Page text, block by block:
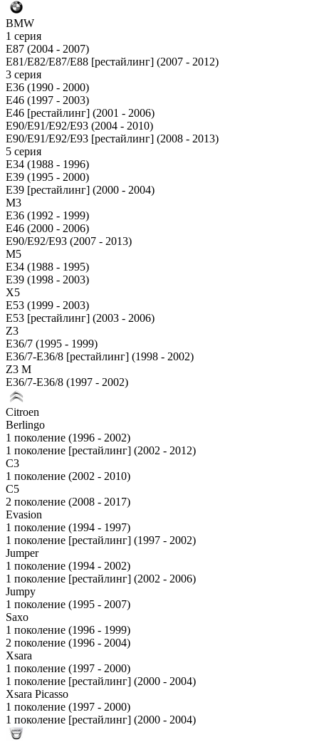
BMW
1 серия
E87 (2004 - 2007)
E81/E82/E87/E88 [рестайлинг] (2007 - 2012)
3 серия
E36 (1990 - 2000)
E46 (1997 - 2003)
E46 [рестайлинг] (2001 - 2006)
E90/E91/E92/E93 (2004 - 2010)
E90/E91/E92/E93 [рестайлинг] (2008 - 2013)
5 серия
E34 (1988 - 1996)
E39 (1995 - 2000)
E39 [рестайлинг] (2000 - 2004)
M3
E36 (1992 - 1999)
E46 (2000 - 2006)
E90/E92/E93 (2007 - 2013)
М5
E34 (1988 - 1995)
E39 (1998 - 2003)
X5
E53 (1999 - 2003)
E53 [рестайлинг] (2003 - 2006)
Z3
E36/7 (1995 - 1999)
E36/7-E36/8 [рестайлинг] (1998 - 2002)
Z3 M
E36/7-E36/8 (1997 - 2002)
Citroen
Berlingo
1 поколение (1996 - 2002)
1 поколение [рестайлинг] (2002 - 2012)
C3
1 поколение (2002 - 2010)
C5
2 поколение (2008 - 2017)
Evasion
1 поколение (1994 - 1997)
1 поколение [рестайлинг] (1997 - 2002)
Jumper
1 поколение (1994 - 2002)
1 поколение [рестайлинг] (2002 - 2006)
Jumpy
1 поколение (1995 - 2007)
Saxo
1 поколение (1996 - 1999)
2 поколение (1996 - 2004)
Xsara
1 поколение (1997 - 2000)
1 поколение [рестайлинг] (2000 - 2004)
Xsara Picasso
1 поколение (1997 - 2000)
1 поколение [рестайлинг] (2000 - 2004)